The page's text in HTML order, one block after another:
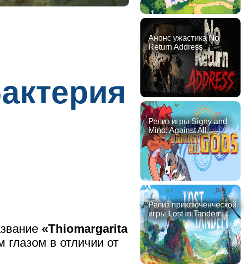
«Thiomargarita
в отличии от
Анонс ужастика No
Return Address...
Релиз игры Signy and
Mino: Against All...
Релиз приключенческой
игры Lost in Tandem...